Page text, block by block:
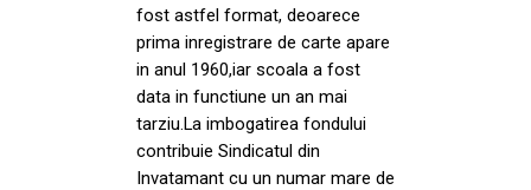
fost astfel format, deoarece
prima inregistrare de carte apare
in anul 1960,iar scoala a fost
data in functiune un an mai
tarziu.La imbogatirea fondului
contribuie Sindicatul din
Invatamant cu un numar mare de